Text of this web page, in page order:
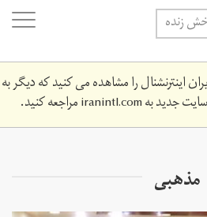
زنده
اینترنشنال را مشاهده می کنید که دیگر به
جدید بهiranintl.comمراجعه کنید.
مذهبی